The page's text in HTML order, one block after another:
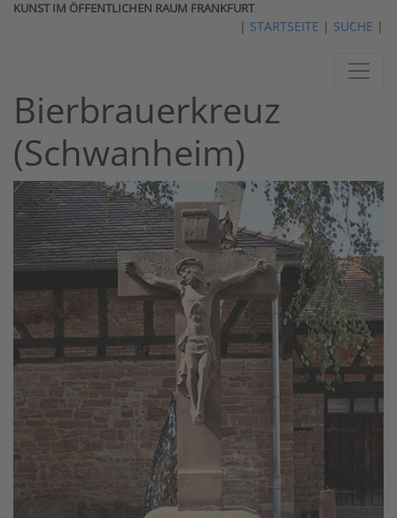
KUNST IM ÖFFENTLICHEN RAUM FRANKFURT
| STARTSEITE | SUCHE |
Bierbrauerkreuz
(Schwanheim)